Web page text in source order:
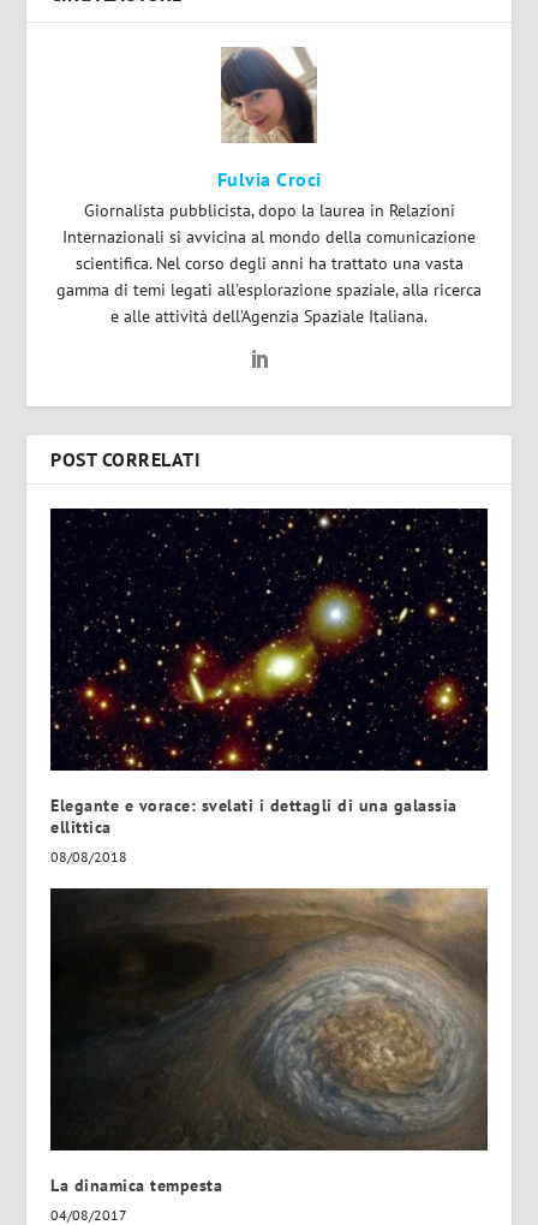
Fulvia Croci
Giornalista pubblicista, dopo la laurea in Relazioni
Internazionali si avvicina al mondo della comunicazione
scientifica. Nel corso degli anni ha trattato una vasta
gamma di temi legati all'esplorazione spaziale, alla ricerca
e alle attività dell’Agenzia Spaziale Italiana.
POST CORRELATI
Elegante e vorace: svelati i dettagli di una galassia
ellittica
08/08/2018
La dinamica tempesta
04/08/2017